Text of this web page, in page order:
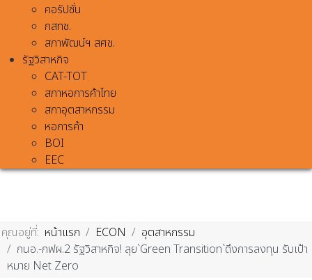
คอรัปชั่น
กสทช.
สภาพัฒน์ฯ สศช.
รัฐวิสาหกิจ
CAT-TOT
สภาหอการค้าไทย
สภาอุตสาหกรรม
หอการค้า
BOI
EEC
คุณอยู่ที่: หน้าแรก ECON
อุตสาหกรรม
กนอ.-กฟผ.2 รัฐวิสาหกิจ! ลุย`Green Transition`ดึงการลงทุน รับเป้า
หมาย Net Zero